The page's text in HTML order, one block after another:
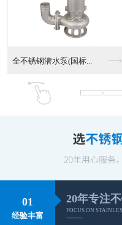
全不锈钢潜水泵(国标...
01
经验丰富
20年专注
FOCUS ON